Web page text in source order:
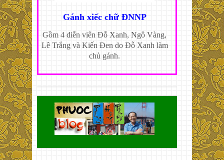
Gánh xiếc chữ ĐNNP
Gồm 4 diễn viên Đỗ Xanh, Ngô Vàng,
Lê Trắng và Kiến Đen do Đỗ Xanh làm
chủ gánh.